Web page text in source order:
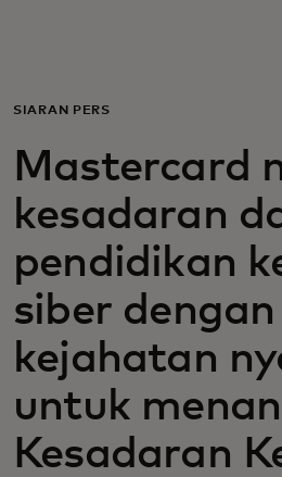
Untuk bisnis
Untuk dunia
Untuk inovator
Berita dan tren
SIARAN PERS
Mastercard
kesadaran
pendidikan
siber
kejahatan
untuk
Kesadaran